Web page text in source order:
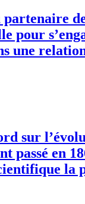
pour
une
sur
passé en
la